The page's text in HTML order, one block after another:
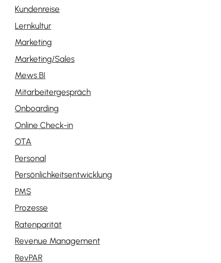
Kundenreise
Lernkultur
Marketing
Marketing/Sales
Mews BI
Mitarbeitergespräch
Onboarding
Online Check-in
OTA
Personal
Persönlichkeitsentwicklung
PMS
Prozesse
Ratenparität
Revenue Management
RevPAR